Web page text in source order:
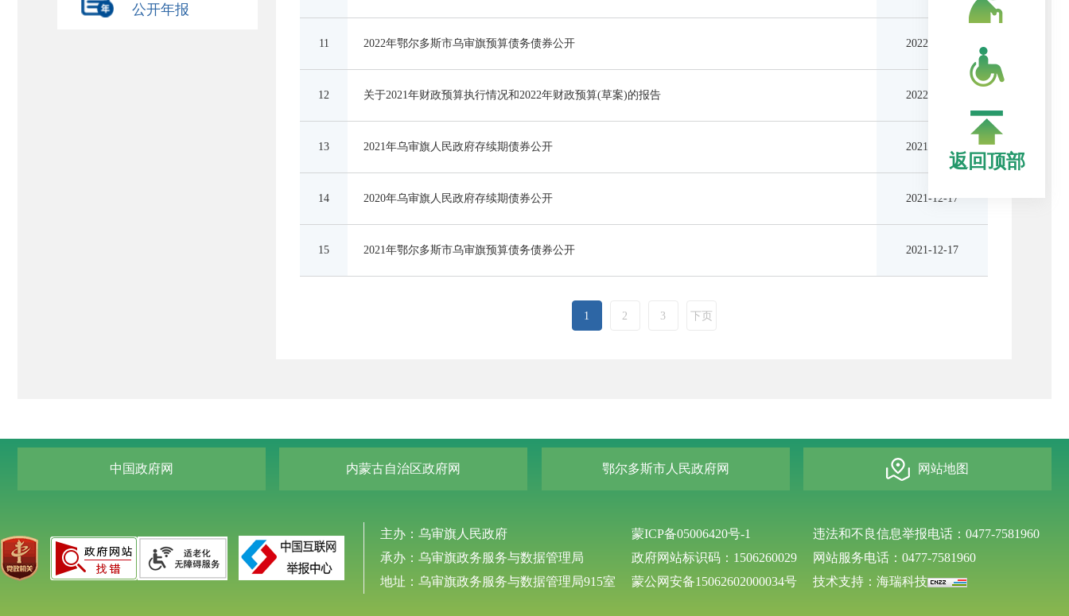
公开年报
11 2022年鄂尔多斯市乌审旗预算债务债券公开 2022-05-20
12 关于2021年财政预算执行情况和2022年财政预算(草案)的报告 2022-04-15
13 2021年乌审旗人民政府存续期债券公开 2021-12-17
14 2020年乌审旗人民政府存续期债券公开 2021-12-17
15 2021年鄂尔多斯市乌审旗预算债务债券公开 2021-12-17
1 2 3 下页
中国政府网 内蒙古自治区政府网 鄂尔多斯市人民政府网 网站地图
主办：乌审旗人民政府
承办：乌审旗政务服务与数据管理局
地址：乌审旗政务服务与数据管理局915室
蒙ICP备05006420号-1
政府网站标识码：1506260029
蒙公网安备15062602000034号
违法和不良信息举报电话：0477-7581960
网站服务电话：0477-7581960
技术支持：海瑞科技
返回顶部